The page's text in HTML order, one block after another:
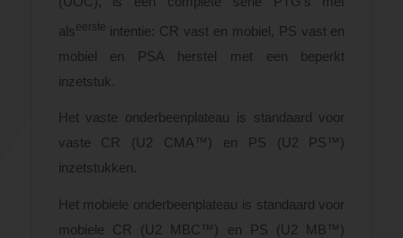
alseerste intentie: CR vast en mobiel, PS vast en
mobiel en PSA herstel met een beperkt
inzetstuk.
Het vaste onderbeenplateau is standaard voor
vaste CR (U2 CMA™) en PS (U2 PS™)
inzetstukken.
Het mobiele onderbeenplateau is standaard voor
mobiele CR (U2 MBC™) en PS (U2 MB™)